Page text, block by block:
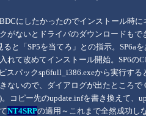
にしたかったのでインストール時
がないとドライバのダウンロードもで
ると「SP5を当てろ」との指示。SP6a
れて改めてインストール開始。SP6
スパックsp6full_i386.exeから実行する
ないので、ダイアログが出たところ
。コピー先のupdate.infを書き換えて、
NT4SRPの適用～これまで全然成功し